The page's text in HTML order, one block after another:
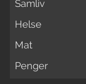
Samliv
Helse
Mat
Penger